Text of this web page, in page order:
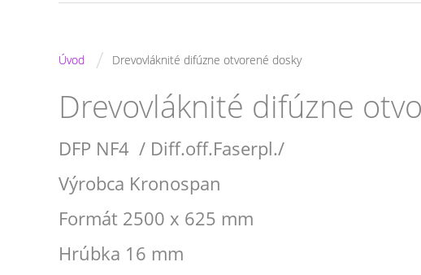
Úvod / Drevovláknité difúzne otvorené dosky
Drevovláknité difúzne
DFP NF4 / Diff.off.Faserpl./
Výrobca Kronospan
Formát 2500 x 625 mm
Hrúbka 16 mm